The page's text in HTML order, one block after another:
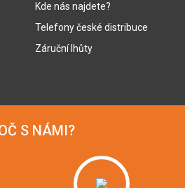
Kde nás najdete?
Telefony české distribuce
Záruční lhůty
S NÁMI?